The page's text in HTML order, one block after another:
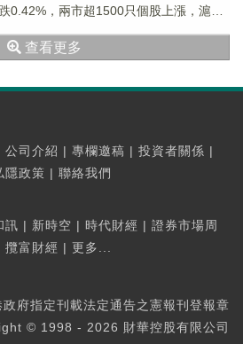
0.42%，兩市超1500只個股上漲，滬深
查看更多
公司介紹 | 專欄邀稿 | 投資者關係 |
隱政策 | 聯絡我們
訊 | 新時空 | 時代財經 | 證券市場周
攬富財經 | 更多...
政府指定刊載法定通告之憲報刊登報章
© 1998 - 2026 財華控股有限公司